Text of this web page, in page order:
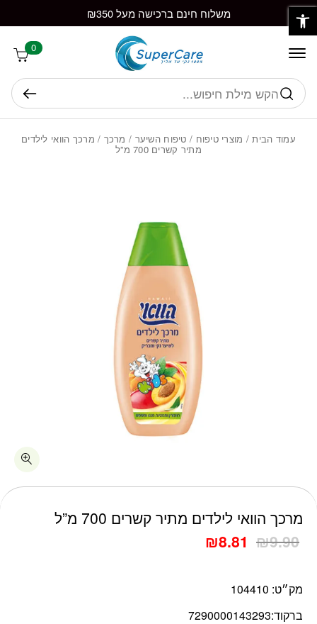
Skip to Content משלוח חינם ברכישה מעל ₪350
0
חיפוש
עמוד הבית/ מוצרי טיפוח / טיפוח השיער / מרכך / מרכך הוואי לילדים
מתיר קשרים 700 מ”ל
מרכך הוואי לילדים מתיר קשרים 700 מ”ל
₪9.90
₪8.81
מק״ט: 104410
ברקוד:7290000143293
כמות מרכך הוואי לילדים מתיר קשרים 700 מ"ל
בחזרה למעלה
פתח סרגל נגישות